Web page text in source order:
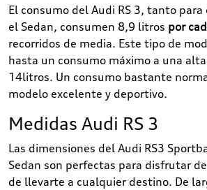
El consumo del Audi RS 3, tanto
el Sedan, consumen 8,9 litros por
recorridos de media. Este tipo de
hasta un consumo máximo a una
14litros. Un consumo bastante
modelo excelente y deportivo.
Medidas Audi RS 3
Las dimensiones del Audi RS3
Sedan son perfectas para disfrutar
de llevarte a cualquier destino. De